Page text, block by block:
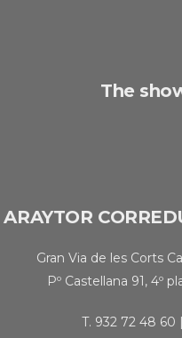
The
ARAYTOR
Gran Via de les Corts
Pº Castellana 91, 4º
T. 932 72 48 60 |